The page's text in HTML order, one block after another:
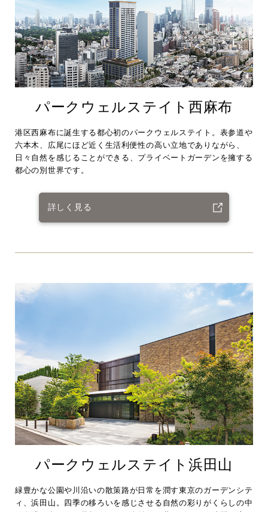
パークウェルステイト西麻布
港区西麻布に誕生する都心初のパークウェルステイト。表参道や
六本木、広尾にほど近く生活利便性の高い立地でありながら、
日々自然を感じることができる、プライベートガーデンを擁する
都心の別世界です。
詳しく見る
パークウェルステイト浜田山
緑豊かな公園や川沿いの散策路が日常を潤す東京のガーデンシテ
ィ、浜田山。四季の移ろいを感じさせる自然の彩りがくらしの中